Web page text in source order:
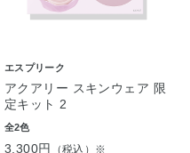
エスプリーク
アクアリー スキンウェア 限
定キット 2
全2色
3,300円 （税込）※